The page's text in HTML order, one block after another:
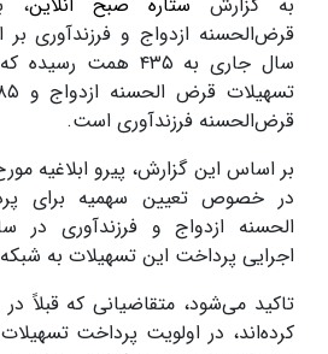
قرض‌الحسنه ازدواج و فرزندآوری
قرض‌الحسنه فرزندآوری است.
در خصوص تعیین سهمیه برای
الحسنه ازدواج و فرزندآوری در
اجرایی پرداخت این تسهیلات به
تاکید می‌شود، متقاضیانی که قبلاً
کرده‌اند، در اولویت پرداخت